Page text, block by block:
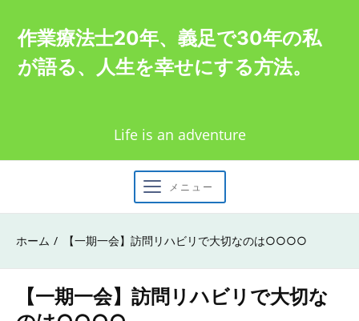
content
作業療法士20年、義足で30年の私
が語る、人生を幸せにする方法。
Life is an adventure
メニュー
ホーム 【一期一会】訪問リハビリで大切なのは○○○○
【一期一会】訪問リハビリで大切な